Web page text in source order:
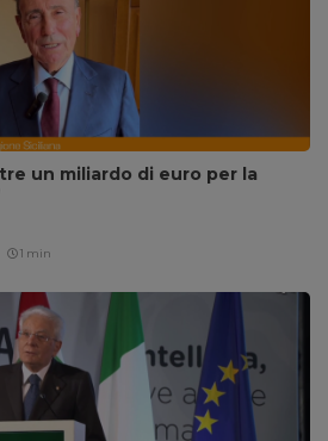
un miliardo di euro per la
1 min